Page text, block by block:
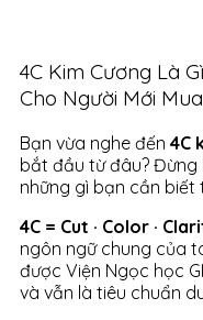
4C Kim Cương Là
Cho Người Mới
Bạn vừa nghe đến 4C
bắt đầu từ đâu?
những gì bạn cần biết
4C = Cut · Color ·
ngôn ngữ chung của
được Viện Ngọc học
và vẫn là tiêu chuẩn